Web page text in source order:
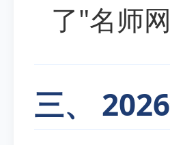
了"名师网
三、